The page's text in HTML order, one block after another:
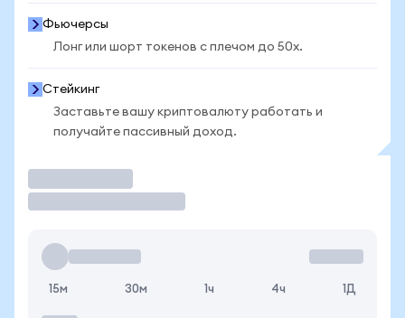
Фьючерсы
Лонг или шорт токенов с плечом до 50x.
Стейкинг
Заставьте вашу криптовалюту работать и
получайте пассивный доход.
15м 30м 1ч 4ч 1Д